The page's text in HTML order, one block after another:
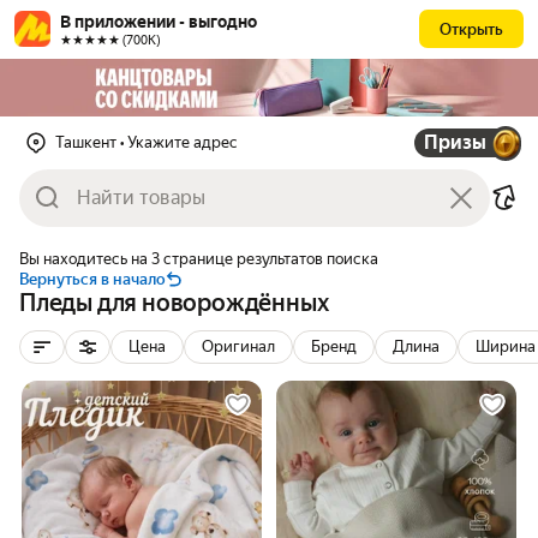
В приложении - выгодно
★★★★★ (700К)
Открыть
Ташкент • Укажите адрес Призы
Вы находитесь на 3 странице результатов поиска
Вернуться в начало
Пледы для новорождённых
Цена Оригинал Бренд Длина Ширина